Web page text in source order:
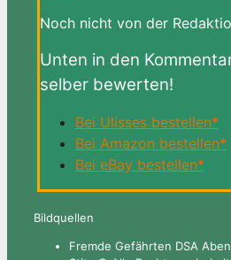
Noch nicht von der
Unten in den
selber bewerten!
Bei Ulisses bestellen*
Bei Amazon bestellen*
Bei eBay bestellen*
Bildquellen
Fremde Gefährten DSA